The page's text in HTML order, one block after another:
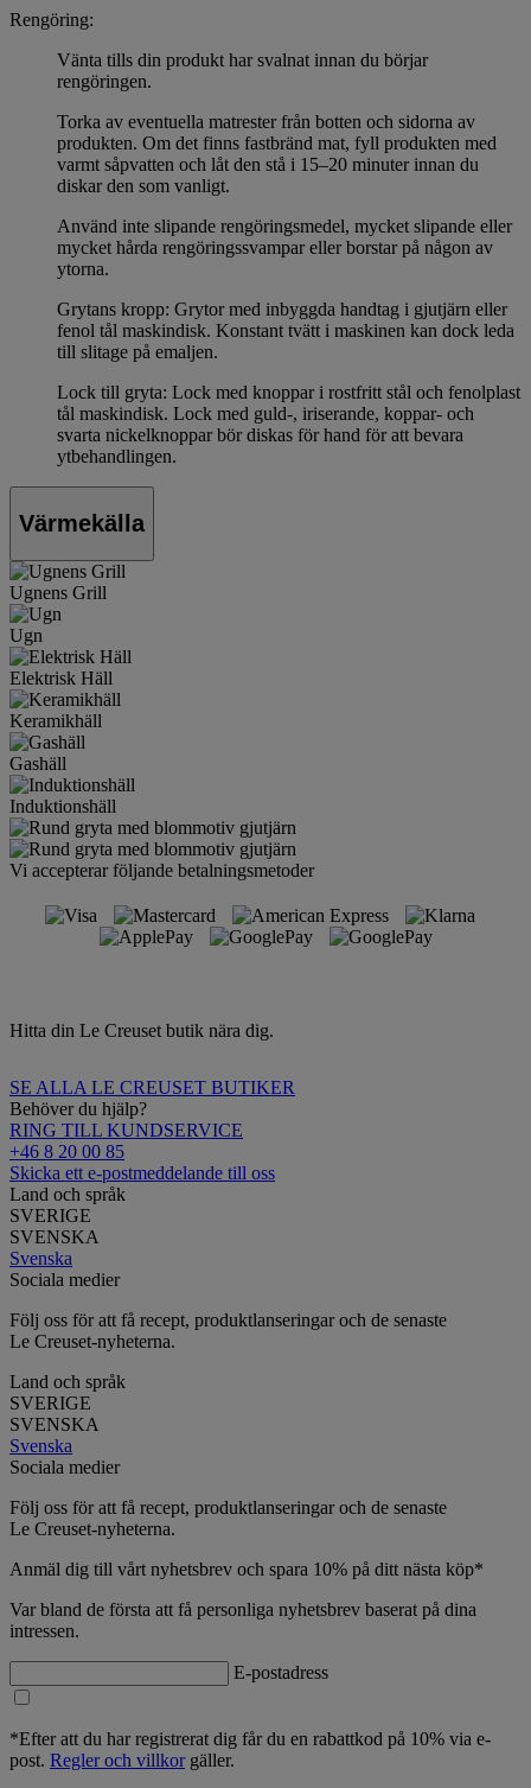
Rengöring:
Vänta tills din produkt har svalnat innan du börjar
rengöringen.
Torka av eventuella matrester från botten och sidorna av
produkten. Om det finns fastbränd mat, fyll produkten med
varmt såpvatten och låt den stå i 15–20 minuter innan du
diskar den som vanligt.
Använd inte slipande rengöringsmedel, mycket slipande eller
mycket hårda rengöringssvampar eller borstar på någon av
ytorna.
Grytans kropp: Grytor med inbyggda handtag i gjutjärn eller
fenol tål maskindisk. Konstant tvätt i maskinen kan dock leda
till slitage på emaljen.
Lock till gryta: Lock med knoppar i rostfritt stål och fenolplast
tål maskindisk. Lock med guld-, iriserande, koppar- och
svarta nickelknoppar bör diskas för hand för att bevara
ytbehandlingen.
Värmekälla
Ugnens Grill
Ugn
Elektrisk Häll
Keramikhäll
Gashäll
Induktionshäll
Vi accepterar följande betalningsmetoder
Hitta din Le Creuset butik nära dig.
SE ALLA LE CREUSET BUTIKER
Behöver du hjälp?
RING TILL KUNDSERVICE
+46 8 20 00 85
Skicka ett e-postmeddelande till oss
Land och språk
SVERIGE
SVENSKA
Svenska
Sociala medier
Följ oss för att få recept, produktlanseringar och de senaste
Le Creuset-nyheterna.
Land och språk
SVERIGE
SVENSKA
Svenska
Sociala medier
Följ oss för att få recept, produktlanseringar och de senaste
Le Creuset-nyheterna.
Anmäl dig till vårt nyhetsbrev och spara 10% på ditt nästa köp*
Var bland de första att få personliga nyhetsbrev baserat på dina
intressen.
E-postadress
*Efter att du har registrerat dig får du en rabattkod på 10% via e-
post. Regler och villkorgäller.